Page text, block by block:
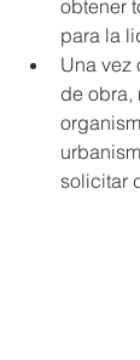
obtener
para la
Una vez
de obra,
solicitar